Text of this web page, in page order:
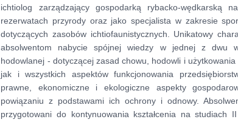
ichtiolog zarządzający gospodarką rybacko-wędkarską
rezerwatach przyrody oraz jako specjalista w zakresie
dotyczących zasobów ichtiofaunistycznych. Unikatowy
absolwentom nabycie spójnej wiedzy w jednej z dwu
hodowlanej - dotyczącej zasad chowu, hodowli i
jak i wszystkich aspektów funkcjonowania
prawne, ekonomiczne i ekologiczne aspekty
powiązaniu z podstawami ich ochrony i odnowy.
przygotowani do kontynuowania kształcenia na studiach